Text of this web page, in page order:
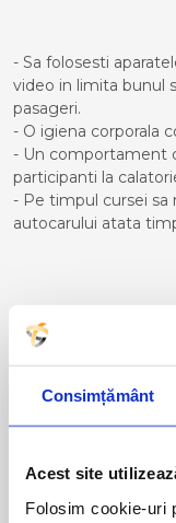
Consimțământ
Acest site
Folosim cookie-uri
- Sa folosesti
video in limita bunul
pasageri.
- O igiena corporala
- Un comportament
participanti la
- Pe timpul cursei sa
autocarului atata
Curse din
Coruna:
ACAS
ADJUD
ALBA IULIA
ALEXANDRIA